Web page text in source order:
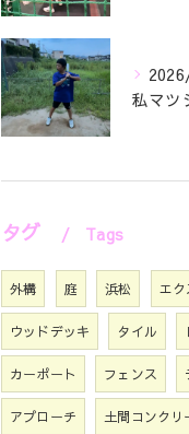
タグ Tags
外構 庭 浜松 エク
ウッドデッキ タイル
カーポート フェンス
アプローチ 土間コンクリ